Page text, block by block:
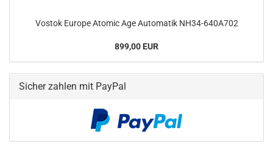
Vostok Europe Atomic Age Automatik NH34-​640A702
899,00 EUR
Sicher zahlen mit PayPal